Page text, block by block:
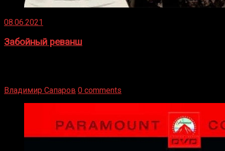
08.06.2021
Забойный реванш
Владимир Сапаров 0 comments